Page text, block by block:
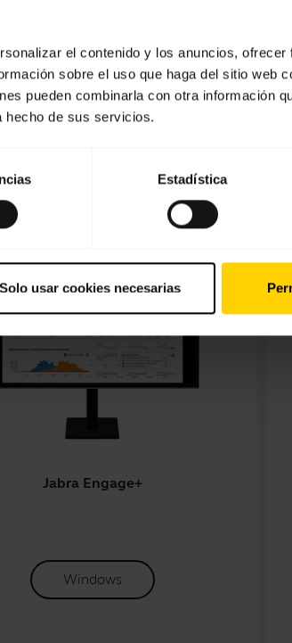
el contenido y los anuncios,
sobre el uso que haga del sitio web
pueden combinarla con otra información
hecho de sus servicios.
Estadística
Solo usar cookies necesarias
todos los documentos del producto
y aplicaciones
Jabra Engage+
Windows